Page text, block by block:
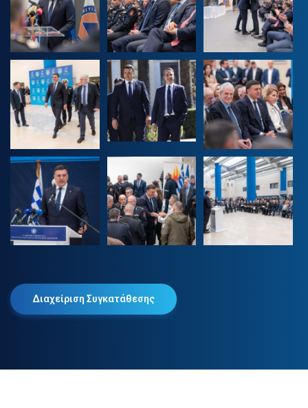
Διαχείριση Συγκατάθεσης